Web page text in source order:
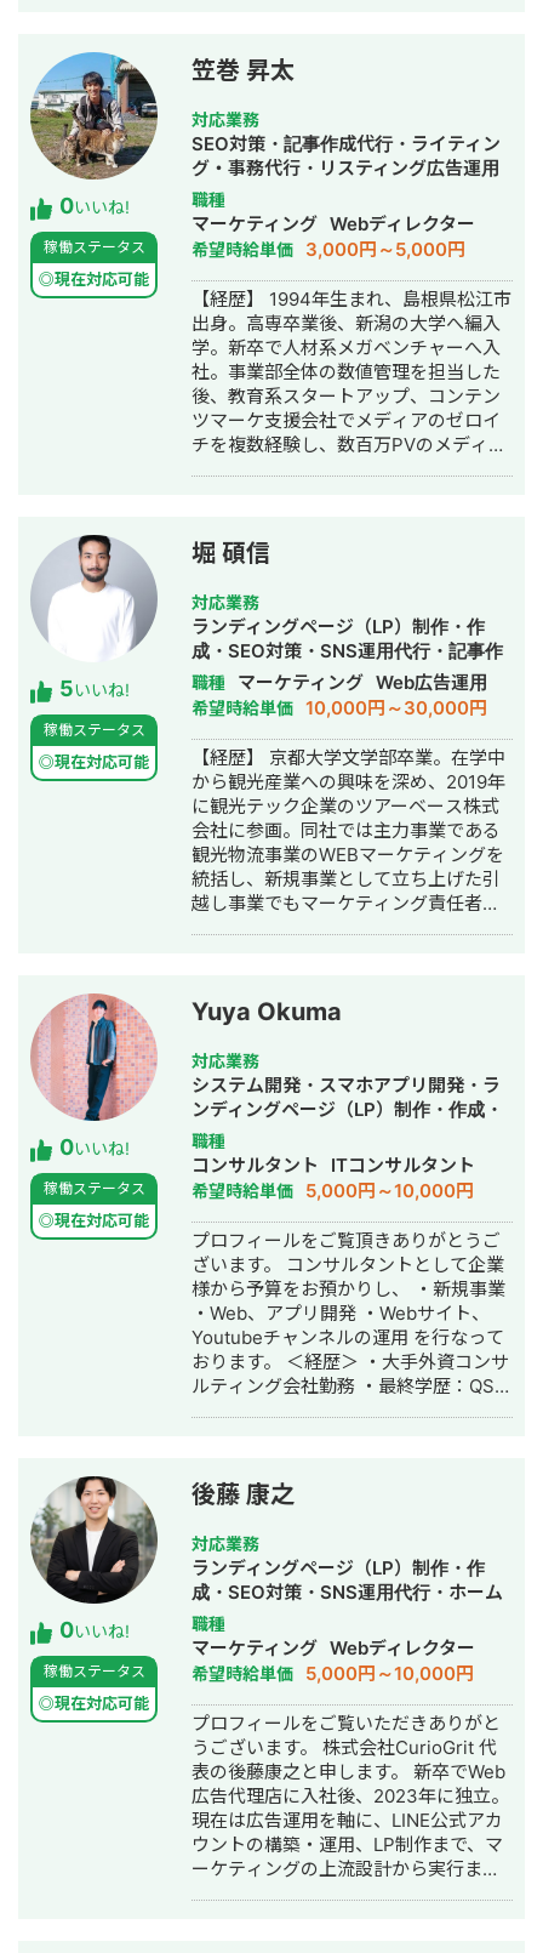
ムコーポレーション（ユーペイント）
様 ご依頼内容：Web集客を依頼したい
→サイト制作、SEO対策、リスティン
グ広告運用を実施 ◎商工会・業界メデ
ィア支援例 「東村山市商工会」様 「外
壁塗装の窓口」様 ほか多数 ◎難関キー
ワードで上位表示 ・「屋根」で1位 ・
「ガルバリウム 鋼板」で1位 ・「塗り
壁」で1位 ・「外壁塗装」で3位 ・「埼
玉 リフォーム」「千葉県 外壁塗装」
「つくば市 外壁塗装」など地域キーワ
ードでも1位を多数獲得 【自己紹介】
・高校卒業後、札幌市で老舗の施工会
社に就職。職人として活動する ・
RIZAPの子会社に転職し、10年勤務。
事業部で最年少の支配人となり、新規
出店などを経験 ・副業だったマーケテ
ィング技術をもって独立 ・個人事業と
連続で150％以上の業績アップを実現
【略歴】 2018年〜2021年 ・外壁塗装
会社の集客のプロとして個人事業主で
活動 2022年〜 ・トソーマ株式会社
代表取締役 >リフォーム業・建設業
の集客支援 >SEO事業 >リスティ
ング広告事業 >ホームページ・LP制
作事業 LINE（無料相談をご希望の方）
https://s.lmes.jp/landing-
qr/2000788262-7YNDe1MK?
uLand=UGw3dP トソーマ株式会社公
式サイト https://tosoma.co.jp 無料で
相談も受け付けています。 興味がある
方は、LINEでお気軽にご連絡ください
ませ。
0いいね!
稼働ステータス
◎現在対応可能
笠巻 昇太
対応業務
SEO対策・記事作成代行・ライティン
グ・事務代行・リスティング広告運用
代行・オウンドメディア制作・構築・
運用代行・AI活用
職種
マーケティング Webディレクター
希望時給単価 3,000円～5,000円
【経歴】 1994年生まれ、島根県松江市
出身。高専卒業後、新潟の大学へ編入
学。新卒で人材系メガベンチャーへ入
社。事業部全体の数値管理を担当した
後、教育系スタートアップ、コンテン
ツマーケ支援会社でメディアのゼロイ
チを複数経験し、数百万PVのメディア
ネルを横断した利益（LTV-ROAS）改
善を経験。 Web解析を軸に、集客→売
上→利益改善まで伴走します。
5いいね!
稼働ステータス
◎現在対応可能
堀 碩信
対応業務
ランディングページ（LP）制作・作
成・SEO対策・SNS運用代行・記事作
成代行・ライティング・ホームページ
制作・作成・リスティング広告運用代
行・オウンドメディア制作・構築・運
用代行
職種 マーケティング Web広告運用
希望時給単価 10,000円～30,000円
【経歴】 京都大学文学部卒業。在学中
から観光産業への興味を深め、2019年
に観光テック企業のツアーベース株式
会社に参画。同社では主力事業である
観光物流事業のWEBマーケティングを
統括し、新規事業として立ち上げた引
越し事業でもマーケティング責任者と
支援に従事。特にBtoBマーケティン
グ、リードジェネレーション、SEO戦
略の領域で支援実績を重ねる。 2021年
6月、デジタルマーケティング支援を手
がける株式会社deltaを設立、代表取締
役に就任。20社以上のクライアントの
事業成長を支援している。WEBマーケ
ティング戦略の立案から実行支援、社
内体制の構築まで、包括的なサポート
を提供。 得意領域は①SEO対策
②MEO対策③リスティング広告の3
つ。 https://delta-web.co.jp/ 【実績】
・関西エリアの不用品回収会社様 ご依
頼内容：飛び込みで集客していたが、
WEBでの集客を始めたい 施策：まずは
すぐに結果のでるリスティング広告か
ら始めることを提案。 不用品回収業者
は悪質業者が多いことから、安心・安
の問い合わせが30件達成 ・関西エリア
の引越し業者様 ご依頼内容：リスティ
ング広告からの売上があまり上がらな
い。 またSEO対策を行ってリスティン
グ広告の予算を減らしたい。 施策：リ
スティング広告の予算を少しずつ減ら
しながら、SEOの記事作成を開始。 結
果：リスティング広告はターゲットを
単身から家族へ変更することで売上向
上。 またCPAも5000円から3000円ま
で低下。 SEO対策は開始から1年で2万
PVを達成し、月間の問い合わせ数が
5〜10件継続的に発生。 ・東京の不用
品回収業者 ご依頼内容 ・大阪の外壁塗
装業者
0いいね!
稼働ステータス
◎現在対応可能
Yuya Okuma
対応業務
システム開発・スマホアプリ開発・ラ
ンディングページ（LP）制作・作成・
Youtubeチャンネル運営代行・立ち上
げ・ECサイト構築・ネットショップ作
成代行・SEO対策・新規事業立上・記
事作成代行・ライティング・翻訳・ホ
ームページ制作・作成・リスティング
広告運用代行・オウンドメディア制
作・構築・運用代行・動画制作・動画
編集
職種
コンサルタント ITコンサルタント
希望時給単価 5,000円～10,000円
プロフィールをご覧頂きありがとうご
ざいます。 コンサルタントとして企業
様から予算をお預かりし、 ・新規事業
・Web、アプリ開発 ・Webサイト、
Youtubeチャンネルの運用 を行なって
おります。 ＜経歴＞ ・大手外資コンサ
ルティング会社勤務 ・最終学歴：QS世
国優勝・シリコンバレー短期研修参加
・2018年：メッセージアプリ開発会社
にて、SE兼PMとして従事 ・2019年：
有名大手インターンシップ10社以上参
加（サイバーエージェント、チームラ
ボ、PwC、デロイトなど）
0いいね!
稼働ステータス
◎現在対応可能
後藤 康之
対応業務
ランディングページ（LP）制作・作
成・SEO対策・SNS運用代行・ホーム
ページ制作・作成・バナー制作・デザ
イン・リスティング広告運用代行・オ
ウンドメディア制作・構築・運用代
行・採用代行・AI活用
職種
マーケティング Webディレクター
希望時給単価 5,000円～10,000円
プロフィールをご覧いただきありがと
うございます。 株式会社CurioGrit 代
表の後藤康之と申します。 新卒でWeb
広告代理店に入社後、2023年に独立。
現在は広告運用を軸に、LINE公式アカ
ウントの構築・運用、LP制作まで、マ
ーケティングの上流設計から実行まで